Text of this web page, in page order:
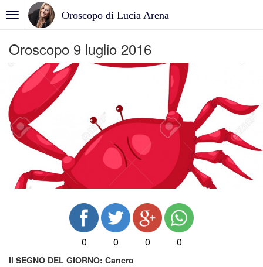
Oroscopo di Lucia Arena
Oroscopo 9 luglio 2016
0 0 0 0
Il SEGNO DEL GIORNO: Cancro